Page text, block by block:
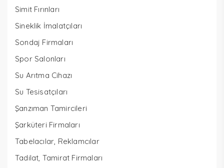
Simit Fırınları
Sineklik İmalatçıları
Sondaj Firmaları
Spor Salonları
Su Arıtma Cihazı
Su Tesisatçıları
Şanzıman Tamircileri
Şarküteri Firmaları
Tabelacılar, Reklamcılar
Tadilat, Tamirat Firmaları